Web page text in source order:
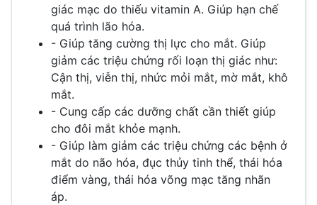
giác mạc do thiếu vitamin A. Giúp hạn chế
quá trình lão hóa.
- Giúp tăng cường thị lực cho mắt. Giúp
giảm các triệu chứng rối loạn thị giác như:
Cận thị, viễn thị, nhức mỏi mắt, mờ mắt, khô
mắt.
- Cung cấp các dưỡng chất cần thiết giúp
cho đôi mắt khỏe mạnh.
- Giúp làm giảm các triệu chứng các bệnh ở
mắt do não hóa, đục thủy tinh thể, thái hóa
điểm vàng, thái hóa võng mạc tăng nhãn
áp.